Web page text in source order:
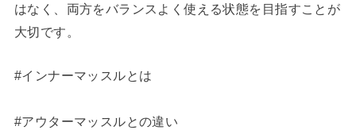
はなく、両方をバランスよく使える状態を目指すことが
大切です。
#インナーマッスルとは
#アウターマッスルとの違い